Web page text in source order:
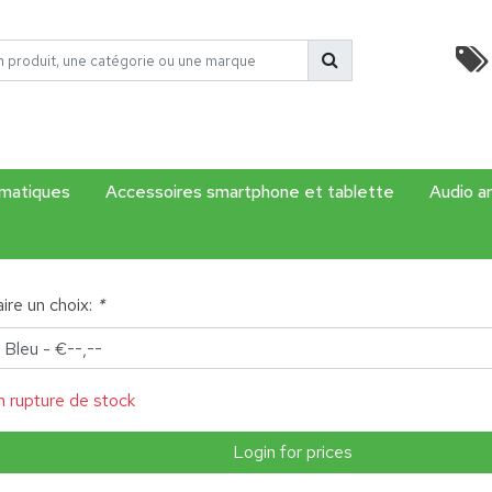
Accessoires smartphone et tablette
Audio
un choix: *
rupture de stock
Login for prices